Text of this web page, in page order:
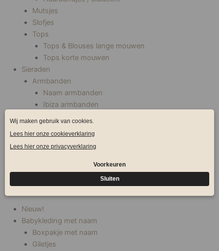
Mutsjes
Slofjes
Tops
Tops & Blouses lange mouwen
Tops korte mouwen
Sieraden
Armbanden
Naam armbanden
Ibiza armbanden
Oorhangers
Ibiza oorbellen
Gold plated
>> Sale <<
Nieuw!
Babykleding met naam
Boxpakje met naam
Giletjes